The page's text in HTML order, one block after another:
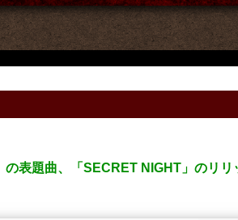
表題曲、「SECRET NIGHT」のリリ